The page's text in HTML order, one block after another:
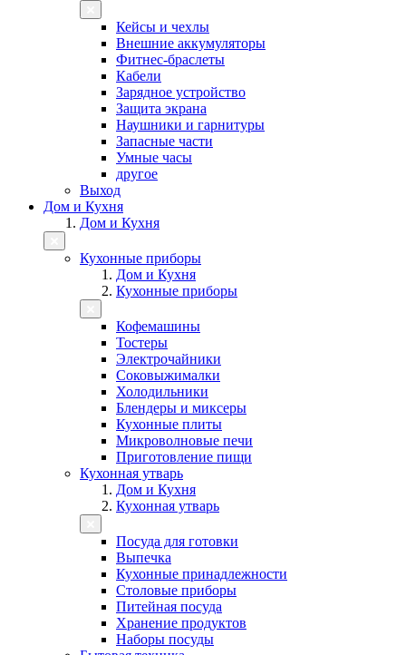
Кейсы и чехлы
Внешние аккумуляторы
Фитнес-браслеты
Кабели
Зарядное устройство
Защита экрана
Наушники и гарнитуры
Запасные части
Умные часы
другое
Выход
Дом и Кухня
Дом и Кухня
Кухонные приборы
Дом и Кухня
Кухонные приборы
Кофемашины
Тостеры
Электрочайники
Соковыжималки
Холодильники
Блендеры и миксеры
Кухонные плиты
Микроволновые печи
Приготовление пищи
Кухонная утварь
Дом и Кухня
Кухонная утварь
Посуда для готовки
Выпечка
Кухонные принадлежности
Столовые приборы
Питейная посуда
Хранение продуктов
Наборы посуды